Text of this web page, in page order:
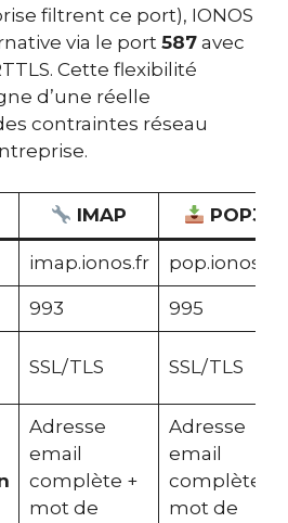
filtrent ce port), IONOS
via le port 587 avec
Cette flexibilité
d’une réelle
contraintes réseau
IMAP POP3
imap.ionos.fr pop.ionos.fr
993 995
SSL/TLS SSL/TLS
Adresse
email
complète +
mot de
Adresse
email
complète +
mot de